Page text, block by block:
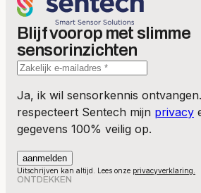
Blijf voorop met slimme
sensorinzichten
Ja, ik wil sensorkennis
respecteert Sentech mijn privacy
gegevens 100% veilig op.
Uitschrijven kan altijd. Lees onze privacyverklaring.
ONTDEKKEN